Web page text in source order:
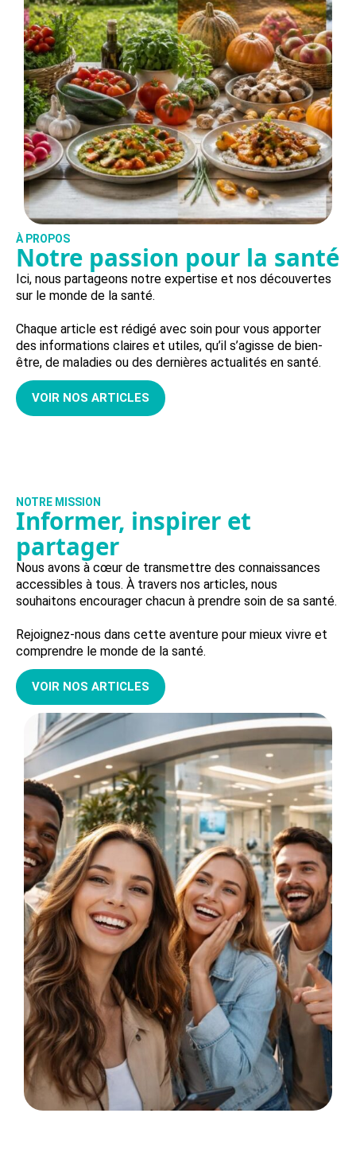
À PROPOS
Notre passion pour la santé
Ici, nous partageons notre expertise et nos découvertes
sur le monde de la santé.
Chaque article est rédigé avec soin pour vous apporter
des informations claires et utiles, qu’il s’agisse de bien-
être, de maladies ou des dernières actualités en santé.
VOIR NOS ARTICLES
NOTRE MISSION
Informer, inspirer et
partager
Nous avons à cœur de transmettre des connaissances
accessibles à tous. À travers nos articles, nous
souhaitons encourager chacun à prendre soin de sa santé.
Rejoignez-nous dans cette aventure pour mieux vivre et
comprendre le monde de la santé.
VOIR NOS ARTICLES